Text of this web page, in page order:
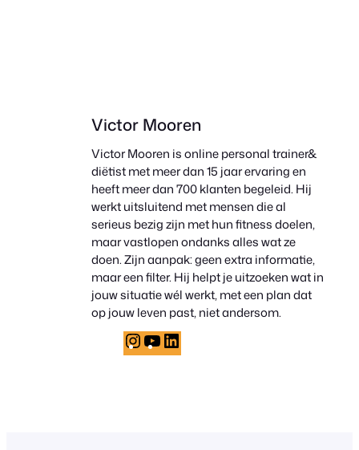
Victor Mooren
Victor Mooren is online personal trainer&
diëtist met meer dan 15 jaar ervaring en
heeft meer dan 700 klanten begeleid. Hij
werkt uitsluitend met mensen die al
serieus bezig zijn met hun fitness doelen,
maar vastlopen ondanks alles wat ze
doen. Zijn aanpak: geen extra informatie,
maar een filter. Hij helpt je uitzoeken wat in
jouw situatie wél werkt, met een plan dat
op jouw leven past, niet andersom.
Instagram
YouTube